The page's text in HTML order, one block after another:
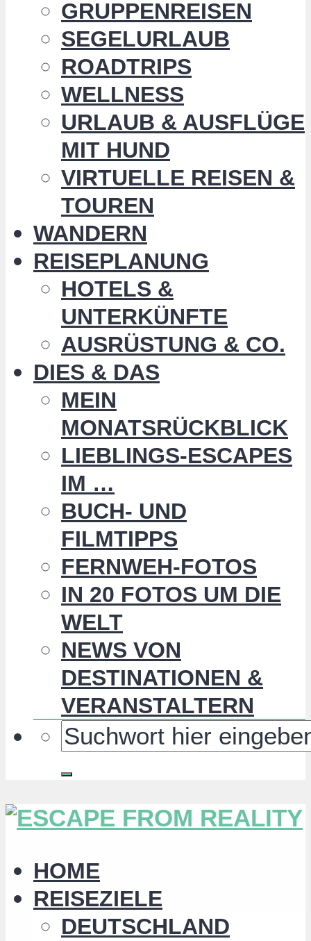
GRUPPENREISEN
SEGELURLAUB
ROADTRIPS
WELLNESS
URLAUB & AUSFLÜGE
MIT HUND
VIRTUELLE REISEN &
TOUREN
WANDERN
REISEPLANUNG
HOTELS &
UNTERKÜNFTE
AUSRÜSTUNG & CO.
DIES & DAS
MEIN
MONATSRÜCKBLICK
LIEBLINGS-ESCAPES
IM …
BUCH- UND
FILMTIPPS
FERNWEH-FOTOS
IN 20 FOTOS UM DIE
WELT
NEWS VON
DESTINATIONEN &
VERANSTALTERN
HOME
REISEZIELE
DEUTSCHLAND